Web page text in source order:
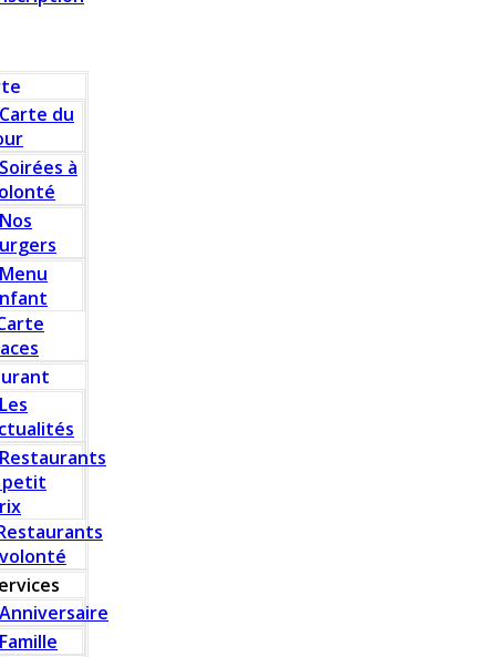
Carte du
Soirées à
Nos
Menu
Les
Restaurants
petit
Anniversaire
Famille